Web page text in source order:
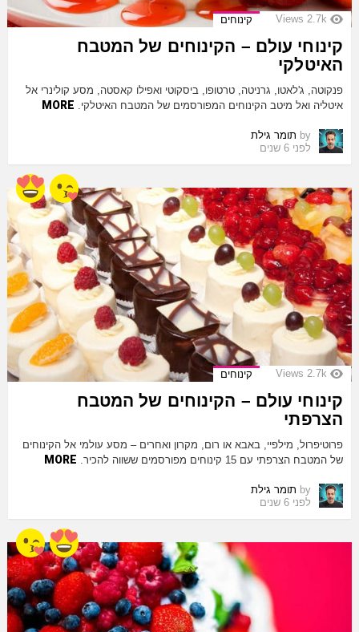
2.7k
Views קינוחים
קינוחי עולם – הקינוחים של המטבח
האיטלקי
פנקוטה, ג'לאטו, גרניטה, טרטופו, ביסקוטי ואפילו קאסטה, מסע קולינרי אל
איטליה ואל מיטב הקינוחים המפורסמים של המטבח האיטלקי. MORE
by תומר גילת
לפני 6 שנים
2.7k
Views קינוחים
קינוחי עולם – הקינוחים של המטבח
הצרפתי
פרוטיפרול, מילפיי, באבא או רום, מקרון ואחרים – מסע עולמי אל הקינוחים
של המטבח הצרפתי עם 15 קינוחים מפורסמים ששווה להכיר.
MORE
by תומר גילת
לפני 6 שנים